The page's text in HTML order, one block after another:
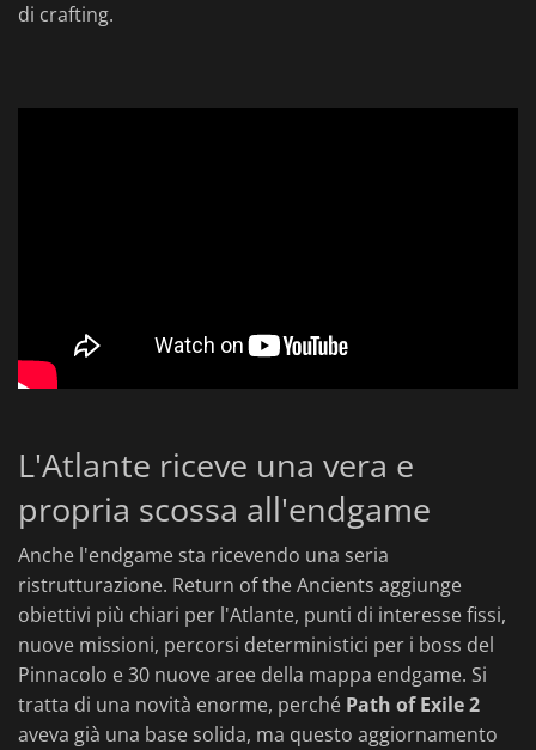
di crafting.
L'Atlante riceve una vera e
propria scossa all'endgame
Anche l'endgame sta ricevendo una seria
ristrutturazione. Return of the Ancients aggiunge
obiettivi più chiari per l'Atlante, punti di interesse fissi,
nuove missioni, percorsi deterministici per i boss del
Pinnacolo e 30 nuove aree della mappa endgame. Si
tratta di una novità enorme, perché Path of Exile 2
aveva già una base solida, ma questo aggiornamento